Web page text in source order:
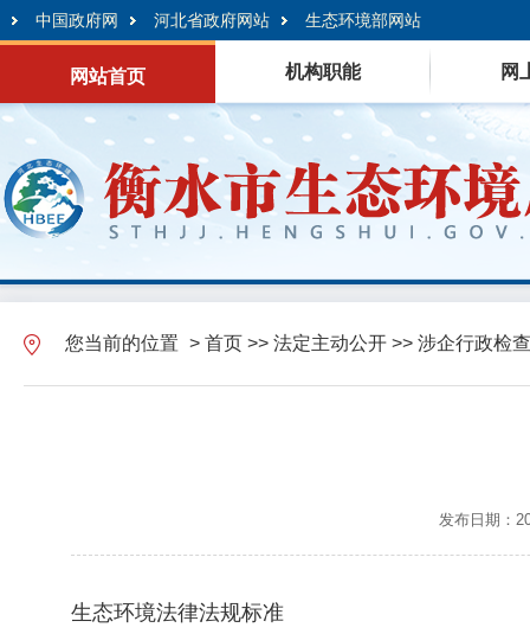
中国政府网 河北省政府网站 生态环境部网站
网站首页 机构职能 网
您当前的位置 > 首页 >> 法定主动公开 >> 涉企行政检
发布日期：
生态环境法律法规标准